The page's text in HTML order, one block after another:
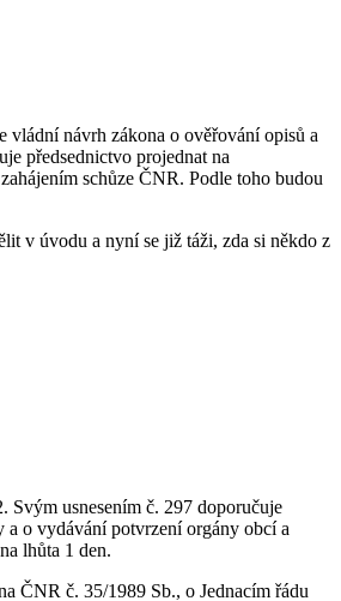
návrh zákona o ověřování opisů a
předsednictvo projednat na
schůze ČNR. Podle toho budou
v úvodu a nyní se již táži, zda si někdo z
Svým usnesením č. 297 doporučuje
o vydávání potvrzení orgány obcí a
lhůta 1 den.
ČNR č. 35/1989 Sb., o Jednacím řádu